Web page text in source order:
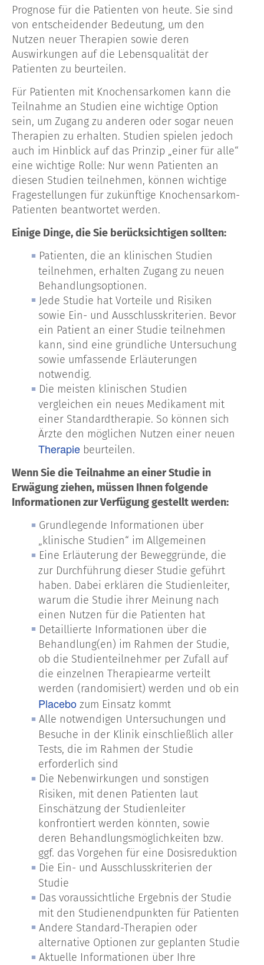
Prognose für die Patienten von heute. Sie sind
von entscheidender Bedeutung, um den
Nutzen neuer Therapien sowie deren
Auswirkungen auf die Lebensqualität der
Patienten zu beurteilen.
Für Patienten mit Knochensarkomen kann die
Teilnahme an Studien eine wichtige Option
sein, um Zugang zu anderen oder sogar neuen
Therapien zu erhalten. Studien spielen jedoch
auch im Hinblick auf das Prinzip „einer für alle“
eine wichtige Rolle: Nur wenn Patienten an
diesen Studien teilnehmen, können wichtige
Fragestellungen für zukünftige Knochensarkom-
Patienten beantwortet werden.
Einige Dinge, die Sie berücksichtigen sollten:
Patienten, die an klinischen Studien
teilnehmen, erhalten Zugang zu neuen
Behandlungsoptionen.
Jede Studie hat Vorteile und Risiken
sowie Ein- und Ausschlusskriterien. Bevor
ein Patient an einer Studie teilnehmen
kann, sind eine gründliche Untersuchung
sowie umfassende Erläuterungen
notwendig.
Die meisten klinischen Studien
vergleichen ein neues Medikament mit
einer Standardtherapie. So können sich
Ärzte den möglichen Nutzen einer neuen
Therapie beurteilen.
Wenn Sie die Teilnahme an einer Studie in
Erwägung ziehen, müssen Ihnen folgende
Informationen zur Verfügung gestellt werden:
Grundlegende Informationen über
„klinische Studien“ im Allgemeinen
Eine Erläuterung der Beweggründe, die
zur Durchführung dieser Studie geführt
haben. Dabei erklären die Studienleiter,
warum die Studie ihrer Meinung nach
einen Nutzen für die Patienten hat
Detaillierte Informationen über die
Behandlung(en) im Rahmen der Studie,
ob die Studienteilnehmer per Zufall auf
die einzelnen Therapiearme verteilt
werden (randomisiert) werden und ob ein
Placebo zum Einsatz kommt
Alle notwendigen Untersuchungen und
Besuche in der Klinik einschließlich aller
Tests, die im Rahmen der Studie
erforderlich sind
Die Nebenwirkungen und sonstigen
Risiken, mit denen Patienten laut
Einschätzung der Studienleiter
konfrontiert werden könnten, sowie
deren Behandlungsmöglichkeiten bzw.
ggf. das Vorgehen für eine Dosisreduktion
Die Ein- und Ausschlusskriterien der
Studie
Das voraussichtliche Ergebnis der Studie
mit den Studienendpunkten für Patienten
Andere Standard-Therapien oder
alternative Optionen zur geplanten Studie
Aktuelle Informationen über Ihre